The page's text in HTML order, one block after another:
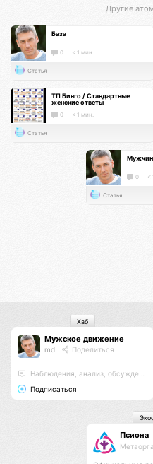
Другие
База
0 < 1 мин.
Статья
ТП Бинго / Стандартные
женские ответы
0 < 1 мин.
Статья
0 <
Статья
Мужское движение
md Поделиться
Наблюдения, анализ, обсуждения
Подписаться
Хаб
Псиона